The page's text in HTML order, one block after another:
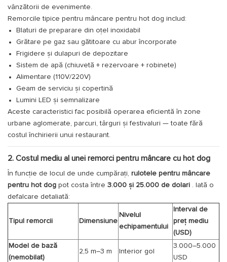
vânzătorii de evenimente.
Remorcile tipice pentru mâncare pentru hot dog includ:
Blaturi de preparare din oțel inoxidabil
Grătare pe gaz sau gătitoare cu abur încorporate
Frigidere și dulapuri de depozitare
Sistem de apă (chiuvetă + rezervoare + robinete)
Alimentare (110V/220V)
Geam de serviciu și copertină
Lumini LED și semnalizare
Aceste caracteristici fac posibilă operarea eficientă în zone
urbane aglomerate, parcuri, târguri și festivaluri — toate fără
costul închirierii unui restaurant.
2. Costul mediu al unei remorci pentru mâncare cu hot dog
În funcție de locul de unde cumpărați, rulotele pentru mâncare
pentru hot dog pot costa între 3.000 și 25.000 de dolari . Iată o
defalcare detaliată:
Tipul remorcii Dimensiune
Nivelul
echipamentului
Interval de
preț mediu
(USD)
Model de bază
(nemobilat)
2,5 m–3 m Interior gol
3.000–5.000
USD